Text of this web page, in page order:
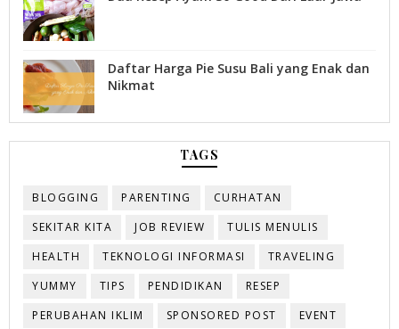
Daftar Harga Pie Susu Bali yang Enak dan
Nikmat
TAGS
BLOGGING PARENTING
CURHATAN
SEKITAR KITA
JOB REVIEW
TULIS MENULIS
HEALTH
TEKNOLOGI INFORMASI
TRAVELING
YUMMY
TIPS PENDIDIKAN
RESEP
PERUBAHAN IKLIM
SPONSORED POST
EVENT